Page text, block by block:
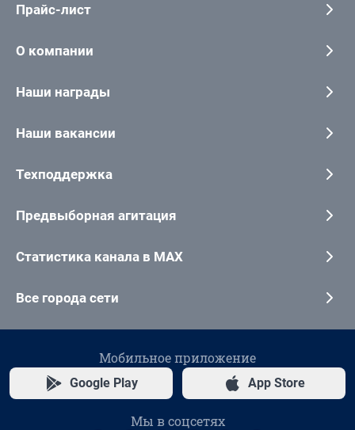
Прайс-лист
О компании
Наши награды
Наши вакансии
Техподдержка
Предвыборная агитация
Статистика канала в MAX
Все города сети
Мобильное приложение
Google Play App Store
Мы в соцсетях